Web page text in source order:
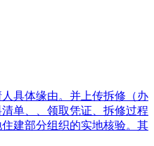
具体缘由。并上传拆修（办
单、、领取凭证、拆修过程
建部分组织的实地核验。其